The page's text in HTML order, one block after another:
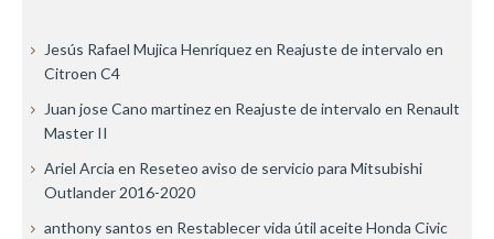
Jesús Rafael Mujica Henríquezen Reajuste de intervalo en
Citroen C4
Juan jose Cano martinezen Reajuste de intervalo en Renault
Master II
Ariel Arcia en Reseteo aviso de servicio para Mitsubishi
Outlander 2016-2020
anthony santos en Restablecer vida útil aceite Honda Civic